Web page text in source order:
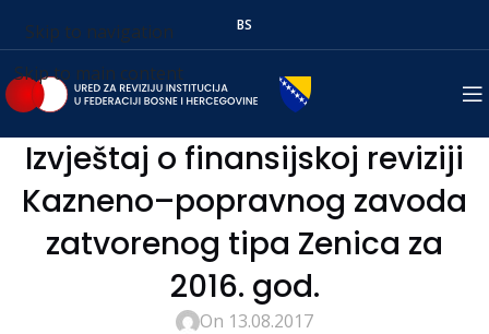
Skip to navigation
Skip to main content
BS
Izvještaj o finansijskoj reviziji
Kazneno–popravnog zavoda
zatvorenog tipa Zenica za
2016. god.
On 13.08.2017